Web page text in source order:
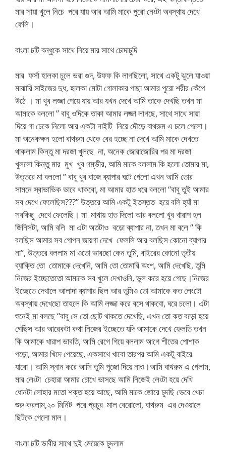
মার সায়া খুলে নিচে পরে যায় আর আমি মাকে পুরো নেংটা অবস্থায় দেখে
ফেলি।
বাংলা চটি বন্ধুকে সাথে নিয়ে মার সাথে চোদাচুদি
মার ফর্সা হালকা চুলে ভরা গুদ, উফফ কি লাগছিলো, সাথে একটু ঝুলে যাওয়া
মাঝারি সাইজের দুধ, হালকা মোটা গোলাকার পাছা আমার পুরো শরীর কেঁপে
উঠে । মা খুব লজ্জা পেয়ে যায় আর যখন দেখে আমি তাকে দেখছি তখন মা
আমাকে বললো ” বাবু ওদিকে তাকা আমার লজ্জা লাগছে, সাথে সাথে সায়া
দিয়ে গা ঢেকে নিলো আর একটা নাইটি নিয়ে দৌড়ে বাথরুম এ চলে গেলো।
মা অনেকক্ষন হলো বাথরুম থেকে বের হচ্ছে না দেখে আমি মাকে দেখতে
থাকলাম কিন্তু মা দরজা খুলছে না, অনেক জোরাজোরির পর মা দরজা
খুললো কিন্তু মার মুখ খুব গম্ভীর, আমি মাকে বললাম কি হলো তোমার মা,
উত্তরে মা বললো ” বাবু খুব বাজে ব্যাপার ঘটে গেলো এখন আমি তোর
সামনে স্বাভাভিক ভাবে থাকবো, মা আমার হাত ধরে বললো “বাবু তুই আমার
সব দেখে ফেলেছিস???” উত্তরে আমি একটু ইতস্তত হয়ে বলি হ্যাঁ মা
সবকিছু দেখে ফেলেছি। মা মাথায় হাত দিলো আর বললো খুব খারাপ হল
জিনিসটা, আমি বলি মা এটা অতটাও বড়ো ব্যাপার না, তখন মা বলে ” কি
বলছিস আমার সব গোপন জায়গা দেখে ফেললি আর বলছিস কোনো ব্যাপার
না”, উত্তরে বললাম মা ওতো ভাবছো কেন তুমি, বাইরের কোনো তৃতীয়
ব্যাক্তি তো তোমাকে দেখেনি, আমি তো তোমারি অংশ, আমি দেখেছি, তুমি
নিজের ইচ্ছেতেতো আমাকে সব খুলে দেখাওনি, ভুল করে হয়ে গেছে।নিজের
ইচ্ছেতে দেখালে আলাদা ব্যাপার ছিল আর তুমিও তো আমাকে কত লেংটো
অবস্থায় দেখেছো তাহলে কি আমি লজ্জা করে বসে থাকবো, ঘরে চলো। এটা
শুনেই মা বলছে “বাবু সে তো ছোট থাকতে দেখেছি, এখন তো কত বড়ো হয়ে
গেছিস আর আরেকটা কথা নিজের ইচ্ছেতে যদি আমাকে দেখে ফেলতি তখন
কি আমাকে খারাপ ভাবতি, আমি রেগে গিয়ে বললাম আগে শীতের পোশাক
পড়ো, আমার খিদে পেয়েছে, একসাথে খাবো তারপর আমি একটু বাইরে
যাবো। আমি স্নান করে আসি তুমি পুজো দিয়ে নাও।আমি বাথরুম এ গেলাম,
মার লেংটা চেহারা আমার চোখে ভাসছে আমি নিজেই লেংটা হয়ে দেখি
ধোনটা লোহার মতো শক্ত হয়ে আছে, আমি মাকে জোরে চুদছি ভেবে খেচা
শুরু করলাম,২০ মিনিট পরে প্রচুর মাল বেরোলো, বাথরুম এর দেওয়ালে
ছিটকে গেলো মাল।
বাংলা চটি ভাবীর সাথে দুই মেয়েকে চুদলাম